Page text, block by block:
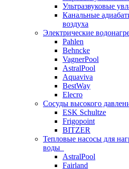
Ультразвуковые
Канальные
воздуха
Электрические
Pahlen
Behncke
VagnerPool
AstralPool
Aquaviva
BestWay
Elecro
Сосуды высокого
ESK Schultze
Frigopoint
BITZER
Тепловые насосы для
воды
AstralPool
Fairland